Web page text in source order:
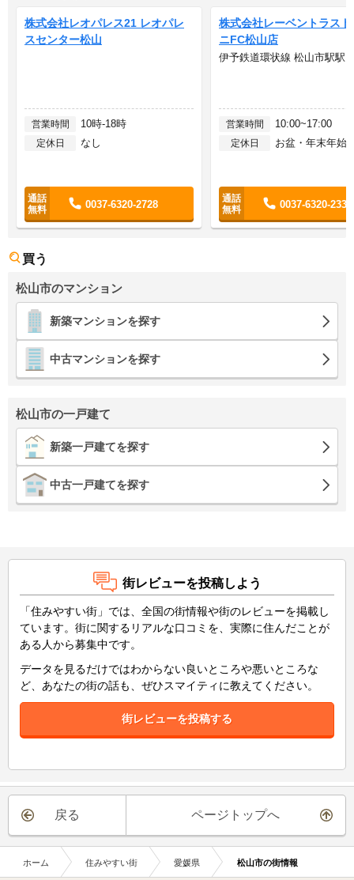
株式会社レオパレス21 レオパレ
スセンター松山
営業時間 10時-18時
定休日 なし
0037-6320-2728
株式会社レーベントラス
ニFC松山店
伊予鉄道環状線 松山市駅駅
営業時間 10:00~17:00
定休日 お盆・年末年始
0037-6320-2334
買う
松山市のマンション
新築マンションを探す
中古マンションを探す
松山市の一戸建て
新築一戸建てを探す
中古一戸建てを探す
街レビューを投稿しよう
「住みやすい街」では、全国の街情報や街のレビューを掲載し
ています。街に関するリアルな口コミを、実際に住んだことが
ある人から募集中です。
データを見るだけではわからない良いところや悪いところな
ど、あなたの街の話も、ぜひスマイティに教えてください。
街レビューを投稿する
戻る ページトップへ
ホーム 住みやすい街 愛媛県 松山市の街情報